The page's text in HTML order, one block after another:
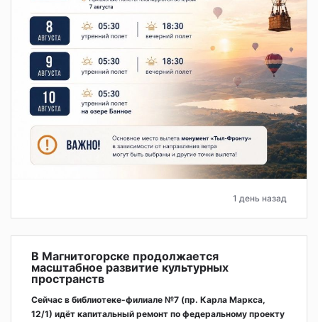
1 день назад
В Магнитогорске продолжается
масштабное развитие культурных
пространств
Сейчас в библиотеке-филиале №7 (пр. Карла Маркса,
12/1) идёт капитальный ремонт по федеральному проекту